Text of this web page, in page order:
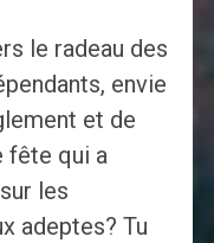
le radeau des
envie
et de
fête qui a
les
adeptes? Tu